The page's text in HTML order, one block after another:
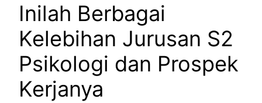
Inilah Berbagai
Kelebihan Jurusan S2
Psikologi dan Prospek
Kerjanya